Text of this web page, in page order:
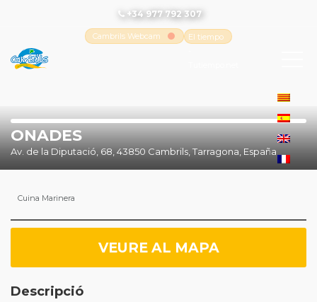
+34 977 792 307
Cambrils Webcam
El tiempo
ONADES
Av. de la Diputació, 68, 43850 Cambrils, Tarragona, España
Cuina Marinera
VEURE AL MAPA
Descripció